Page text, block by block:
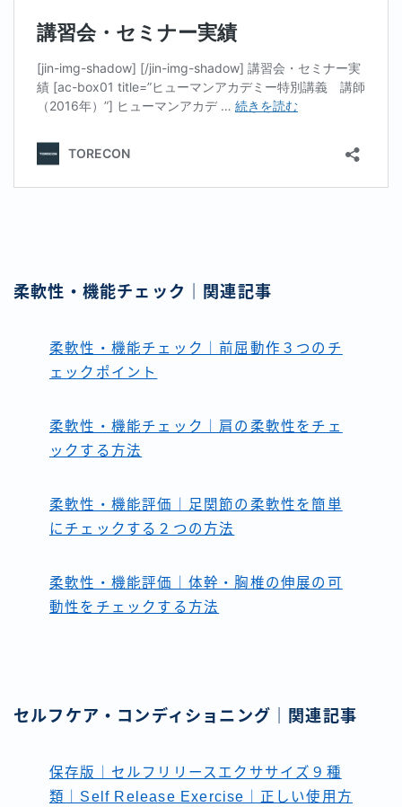
柔軟性・機能チェック｜関連記事
柔軟性・機能チェック｜前屈動作３つのチ
ェックポイント
柔軟性・機能チェック｜肩の柔軟性をチェ
ックする方法
柔軟性・機能評価｜足関節の柔軟性を簡単
にチェックする２つの方法
柔軟性・機能評価｜体幹・胸椎の伸展の可
動性をチェックする方法
セルフケア・コンディショニング｜関連記事
保存版｜セルフリリースエクササイズ９種
類｜Self Release Exercise｜正しい使用方